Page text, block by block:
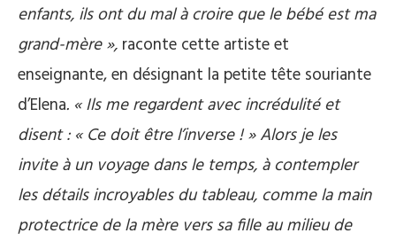
enfants, ils ont du mal à croire que le bébé est ma
grand-mère », raconte cette artiste et
enseignante, en désignant la petite tête souriante
d’Elena. « Ils me regardent avec incrédulité et
disent : « Ce doit être l’inverse ! » Alors je les
invite à un voyage dans le temps, à contempler
les détails incroyables du tableau, comme la main
protectrice de la mère vers sa fille au milieu de